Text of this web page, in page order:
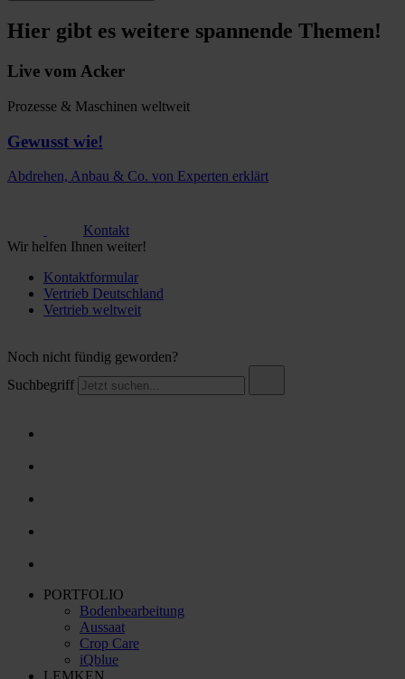
Hier gibt es weitere spannende Themen!
Live vom Acker
Prozesse & Maschinen weltweit
Gewusst wie!
Abdrehen, Anbau & Co. von Experten erklärt
Kontakt
Wir helfen Ihnen weiter!
Kontaktformular
Vertrieb Deutschland
Vertrieb weltweit
Noch nicht fündig geworden?
Suchbegriff
PORTFOLIO
Bodenbearbeitung
Aussaat
Crop Care
iQblue